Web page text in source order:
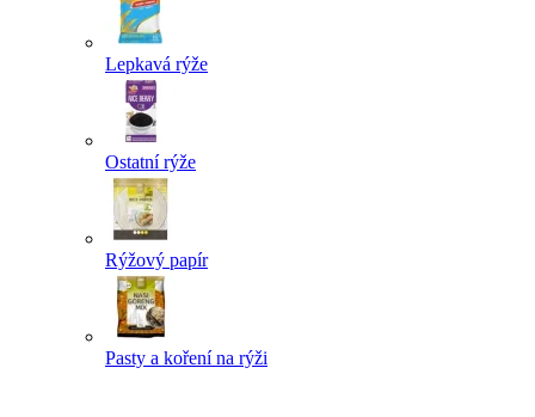
Lepkavá rýže
Ostatní rýže
Rýžový papír
Pasty a koření na rýži